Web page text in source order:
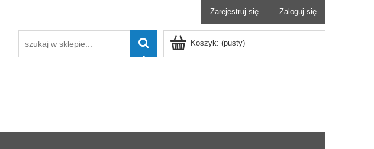
Zarejestruj się Zaloguj się
Koszyk: (pusty)